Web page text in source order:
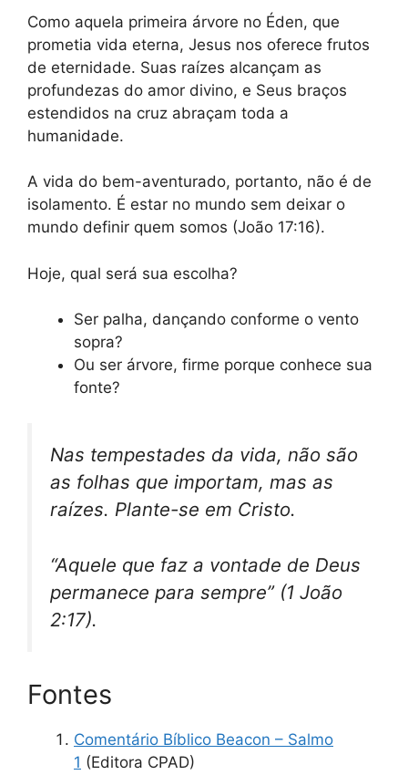
Como aquela primeira árvore no Éden, que
prometia vida eterna, Jesus nos oferece frutos
de eternidade. Suas raízes alcançam as
profundezas do amor divino, e Seus braços
estendidos na cruz abraçam toda a
humanidade.
A vida do bem-aventurado, portanto, não é de
isolamento. É estar no mundo sem deixar o
mundo definir quem somos (João 17:16).
Hoje, qual será sua escolha?
Ser palha, dançando conforme o vento
sopra?
Ou ser árvore, firme porque conhece sua
fonte?
Nas tempestades da vida, não são
as folhas que importam, mas as
raízes. Plante-se em Cristo.
“Aquele que faz a vontade de Deus
permanece para sempre” (1 João
2:17).
Fontes
Comentário Bíblico Beacon – Salmo
1 (Editora CPAD)